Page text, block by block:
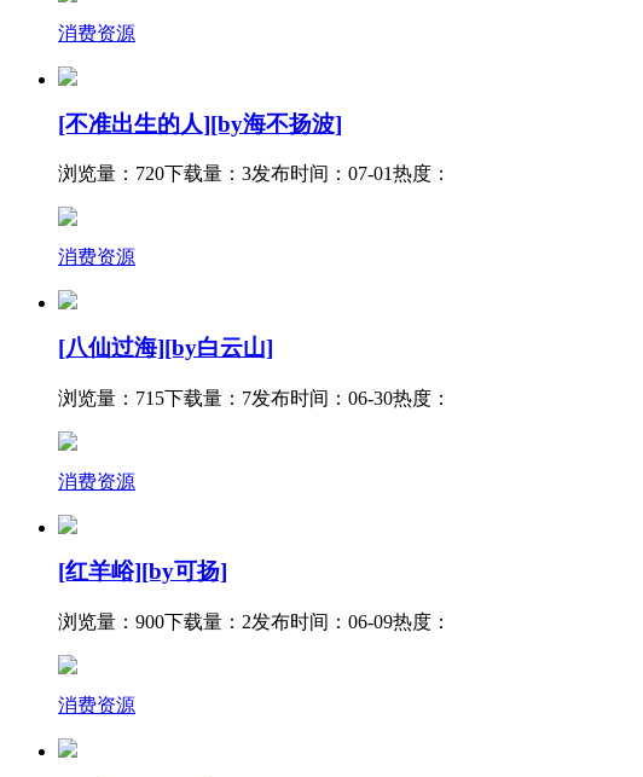
消费资源
[不准出生的人][by海不扬波]
浏览量：720下载量：3发布时间：07-01热度：
消费资源
[八仙过海][by白云山]
浏览量：715下载量：7发布时间：06-30热度：
消费资源
[红羊峪][by可扬]
浏览量：900下载量：2发布时间：06-09热度：
消费资源